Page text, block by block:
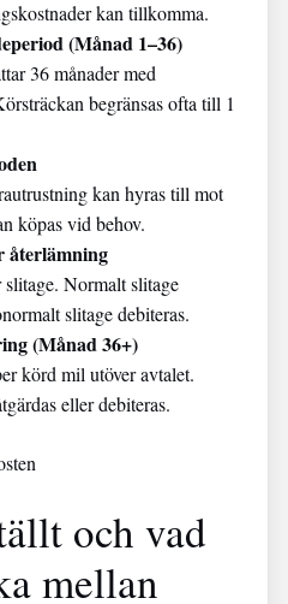
kan tillkomma.
(Månad 1–36)
36 månader med
begränsas ofta till 1
kan hyras till mot
köpas vid behov.
återlämning
Normalt slitage
slitage debiteras.
(Månad 36+)
körd mil utöver avtalet.
eller debiteras.
och vad
mellan